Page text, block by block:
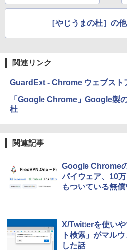
スク体験がオモツライ
［やじうまの杜］の
関連リンク
GuardExt - Chrome ウェブスト
「Google Chrome」Google製
杜
関連記事
Google Chrome
パイウェア、10
もついている無償
X/Twitterを使い
ト検索」がマル
した話